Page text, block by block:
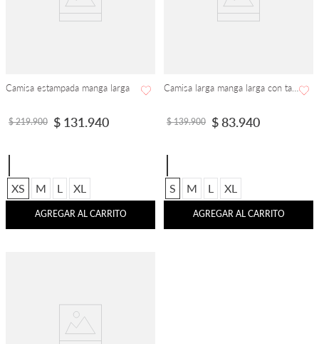
Camisa estampada manga larga
$ 219.900 $ 131.940
XS M L XL
AGREGAR AL CARRITO
$ 139.900 $83.940
S M L XL
AGREGAR AL CARRITO